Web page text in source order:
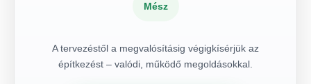
Mész
A tervezéstől a megvalósításig végigkísérjük az
építkezést – valódi, működő megoldásokkal.